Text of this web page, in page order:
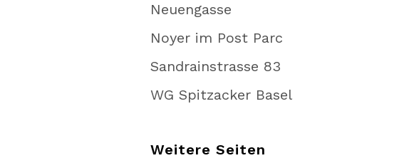
Neuengasse
Noyer im Post Parc
Sandrainstrasse 83
WG Spitzacker Basel
Weitere Seiten